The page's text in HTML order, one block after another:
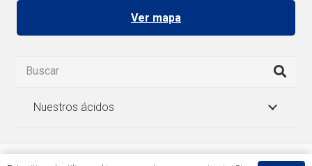
Ver mapa
Nuestros ácidos
English(Inglés)